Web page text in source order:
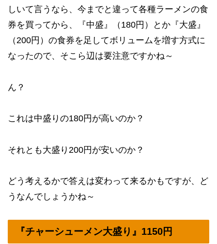
しいて言うなら、今までと違って各種ラーメンの食
券を買ってから、『中盛』（180円）とか『大盛』
（200円）の食券を足してボリュームを増す方式に
なったので、そこら辺は要注意ですかね～
ん？
これは中盛りの180円が高いのか？
それとも大盛り200円が安いのか？
どう考えるかで答えは変わって来るかもですが、ど
うなんでしょうかね～
『チャーシューメン大盛り』1150円